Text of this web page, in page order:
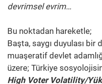
devrimsel evrim…
Bu noktadan hareketle;
Başta, saygı duyulası bir
muaşeratif devlet
üzere; Türkiye
High Voter Volatility/